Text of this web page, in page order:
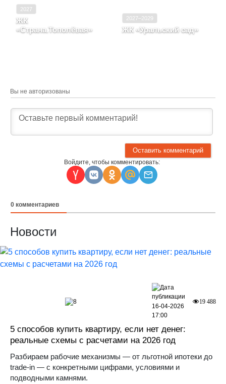
2027
ЖК
«Страна.Тополёвая»
2027–2029
ЖК «Уральский сад»
Вы не авторизованы
Войдите, чтобы комментировать:
0 комментариев
Новости
5 способов купить квартиру, если нет денег:
реальные схемы с расчетами на 2026 год
Разбираем рабочие механизмы — от льготной ипотеки до
trade-in — с конкретными цифрами, условиями и
подводными камнями.
8 19 488
16-04-2026
17:00